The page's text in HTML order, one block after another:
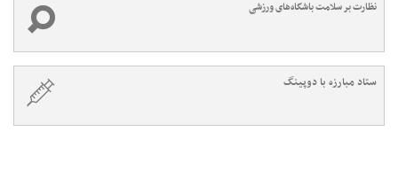
نظارت بر سلامت باشگاه‌های ورزشی
ستاد مبارزه با دوپینگ